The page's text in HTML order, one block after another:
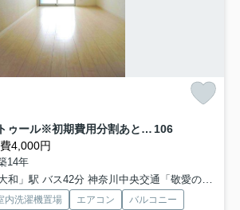
リブリ・コンソラトゥール※初期費用分割あと払いサービス利用可能物件 106
4,000円
14年
バス42分 神奈川中央交通「敬愛の園入口」 停歩8分
内洗濯機置場 エアコン
バルコニー